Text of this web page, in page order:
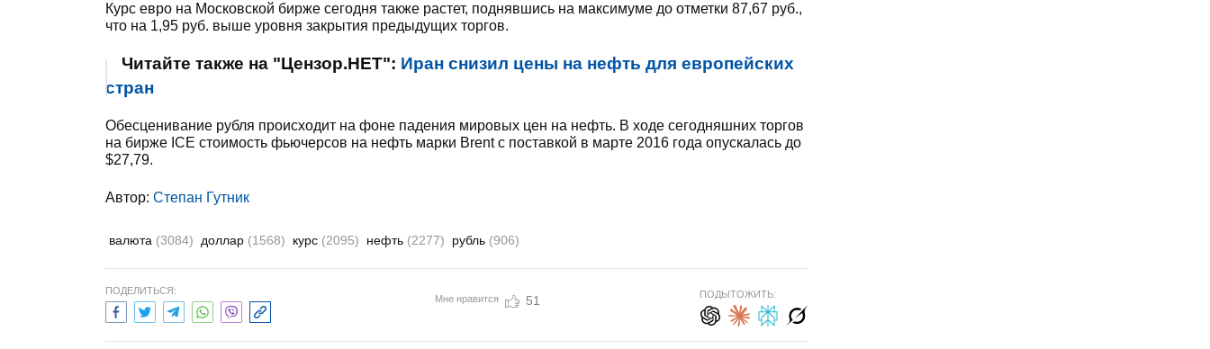
Курс евро на Московской бирже сегодня также растет, поднявшись на максимуме до отметки 87,67 руб.,
что на 1,95 руб. выше уровня закрытия предыдущих торгов.
Читайте также на "Цензор.НЕТ": Иран снизил цены на нефть для европейских
стран
Обесценивание рубля происходит на фоне падения мировых цен на нефть. В ходе сегодняшних торгов
на бирже ICE стоимость фьючерсов на нефть марки Brent с поставкой в марте 2016 года опускалась до
$27,79.
Автор: Степан Гутник
валюта (3084) доллар (1568) курс (2095) нефть (2277) рубль (906)
ПОДЕЛИТЬСЯ:
Мне нравится 51 ПОДЫТОЖИТЬ: